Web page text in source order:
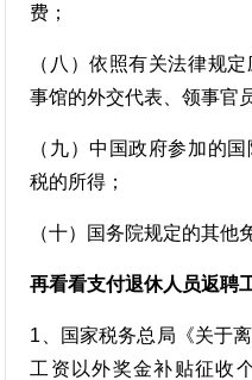
费；
（八）依照有关法律规
事馆的外交代表、领事官
（九）中国政府参加的
税的所得；
（十）国务院规定的其他
再看看支付退休人员返聘
1、国家税务总局《关于
工资以外奖金补贴征收